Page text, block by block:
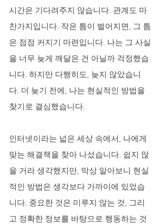
시간은 기다려주지 않습니다. 관계도 마
찬가지입니다. 작은 틈이 벌어지면, 그 틈
은 점점 커지기 마련입니다. 나는 그 사실
을 너무 늦게 깨달은 건 아닐까 걱정했습
니다. 하지만 다행히도, 늦지 않았습니
다. 더 늦기 전에, 나는 현실적인 방법을
찾기로 결심했습니다.
인터넷이라는 넓은 세상 속에서, 나에게
맞는 해결책을 찾아 나섰습니다. 쉽지 않
을 거라 생각했지만, 막상 알아보니 현실
적인 방법은 생각보다 가까이에 있었습
니다. 중요한 것은 미루지 않는 것, 그리
고 정확한 정보를 바탕으로 행동하는 것